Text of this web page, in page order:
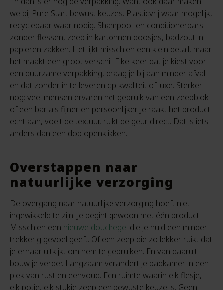
we bij Pure Start bewust keuzes. Plasticvrij waar mogelijk,
recyclebaar waar nodig. Shampoo- en conditionerbars
zonder flessen, zeep in kartonnen doosjes, badzout in
papieren zakken. Het lijkt misschien een klein detail, maar
het maakt een groot verschil. Elke keer dat je kiest voor
een duurzame verpakking, draag je bij aan minder afval
en dat zonder in te leveren op kwaliteit of luxe. Sterker
nog: veel mensen ervaren het gebruik van een zeepblok
of een bar als fijner en persoonlijker. Je raakt het product
echt aan, voelt de textuur, ruikt de geur direct. Dat is iets
anders dan een dop openklikken.
Overstappen naar
natuurlijke verzorging
De overgang naar natuurlijke verzorging hoeft niet
ingewikkeld te zijn. Je begint gewoon met één product.
Misschien een nieuwe douchegel die je huid een minder
trekkerig gevoel geeft. Of een zeep die zo lekker ruikt dat
je ernaar uitkijkt om hem te gebruiken. En van daaruit
bouw je verder. Langzaam verandert je badkamer in een
plek van rust en eenvoud. Een ruimte waarin elk flesje,
elk potje, elk stukje zeep een bewuste keuze is. Geen